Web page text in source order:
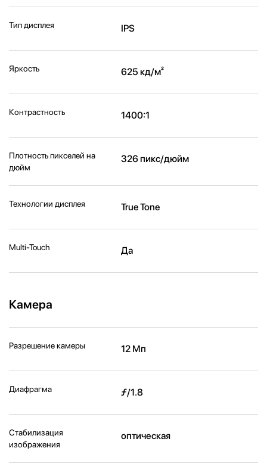
Тип дисплея IPS
Яркость 625 кд/м²
Контрастность 1400:1
Плотность пикселей на
дюйм
326 пикс/дюйм
Технологии дисплея True Tone
Multi-Touch Да
Камера
Разрешение камеры 12 Мп
Диафрагма ƒ/1.8
Стабилизация
изображения
оптическая